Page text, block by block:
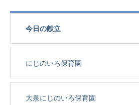
今日の献立
にじのいろ保育園
大泉にじのいろ保育園